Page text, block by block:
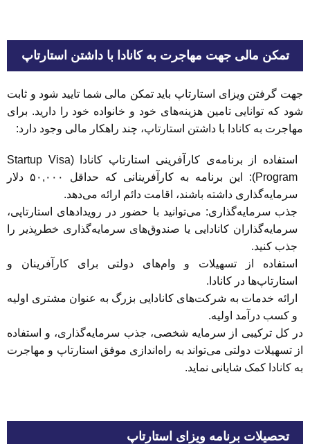
تمکن مالی جهت مهاجرت به کانادا با داشتن استارتاپ
جهت گرفتن ویزای استارتاپ باید تمکن مالی شما تایید شود و ثابت
شود که توانایی تامین هزینه‌های خود و خانواده خود را دارید. برای
مهاجرت به کانادا با داشتن استارتاپ، چند راهکار مالی وجود دارد:
استفاده از برنامه‌ی کارآفرینی استارتاپ کانادا (Startup Visa
Program): این برنامه به کارآفرینانی که حداقل ۵۰,۰۰۰ دلار
سرمایه‌گذاری داشته باشند، اقامت دائم ارائه می‌دهد.
جذب سرمایه‌گذاری: می‌توانید با حضور در رویدادهای استارتاپی،
سرمایه‌گذاران کانادایی یا صندوق‌های سرمایه‌گذاری خطرپذیر را
جذب کنید.
استفاده از تسهیلات و وام‌های دولتی برای کارآفرینان و
استارتاپ‌ها در کانادا.
ارائه خدمات به شرکت‌های کانادایی بزرگ به عنوان مشتری اولیه
و کسب درآمد اولیه.
در کل ترکیبی از سرمایه شخصی، جذب سرمایه‌گذاری، و استفاده
از تسهیلات دولتی می‌تواند به راه‌اندازی موفق استارتاپ و مهاجرت
به کانادا کمک شایانی نماید.
تحصیلات برنامه ویزای استارتاپ